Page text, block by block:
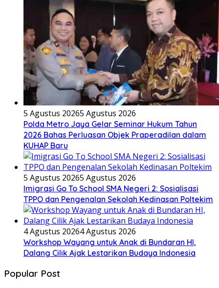
5 Agustus 20265 Agustus 2026
Polda Metro Jaya Gelar Seminar Hukum Tahun
2026 Bahas Perluasan Objek Praperadilan dalam
KUHAP Baru
5 Agustus 20265 Agustus 2026
Imigrasi Go To School SMA Negeri 2: Sosialisasi
TPPO dan Pengenalan Sekolah Kedinasan Poltekim
4 Agustus 20264 Agustus 2026
Workshop Wayang untuk Anak di Bundaran HI,
Dalang Cilik Ajak Lestarikan Budaya Indonesia
Popular Post